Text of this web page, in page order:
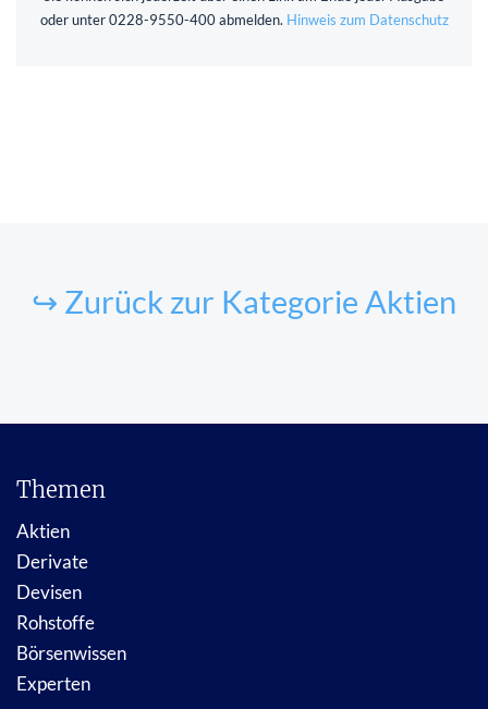
oder unter 0228-9550-400 abmelden. Hinweis zum Datenschutz
↪ Zurück zur Kategorie Aktien
Themen
Aktien
Derivate
Devisen
Rohstoffe
Börsenwissen
Experten